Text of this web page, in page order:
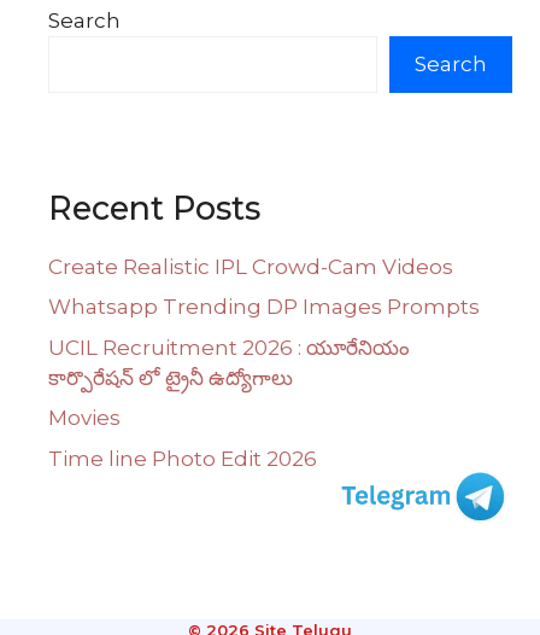
Search
Search
Recent Posts
Create Realistic IPL Crowd-Cam Videos
Whatsapp Trending DP Images Prompts
UCIL Recruitment 2026 : యూరేనియం
కార్పొరేషన్ లో ట్రైనీ ఉద్యోగాలు
Movies
Time line Photo Edit 2026
© 2026 Site Telugu